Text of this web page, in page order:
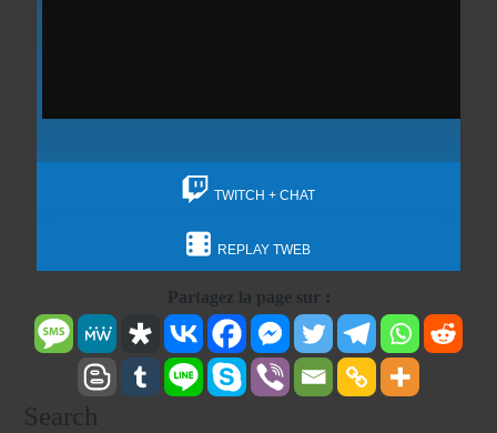
TWITCH + CHAT
REPLAY TWEB
Partagez la page sur :
Search